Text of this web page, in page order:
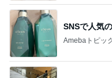
同期とのユ
Amebaトピッ